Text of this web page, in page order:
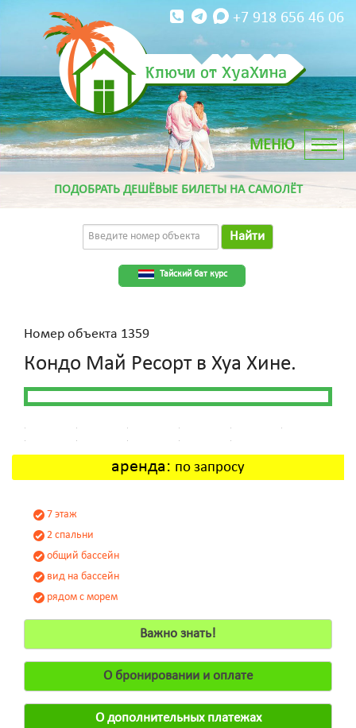
Ключи от ХуаХина
+7 918 656 46 06
ПОДОБРАТЬ ДЕШЁВЫЕ БИЛЕТЫ НА САМОЛЁТ
Найти
Тайский бат курс
Номер объекта 1359
Кондо Май Ресорт в Хуа Хине.
аренда: по запросу
7 этаж
2 спальни
общий бассейн
вид на бассейн
рядом с морем
Важно знать!
О бронировании и оплате
О дополнительных платежах